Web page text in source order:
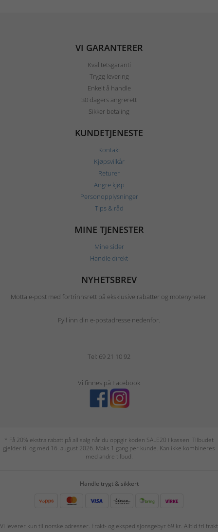
VI GARANTERER
Kvalitetsgaranti
Trygg levering
Enkelt å handle
30 dagers angrerett
Sikker betaling
KUNDETJENESTE
Kontakt
Kjøpsvilkår
Returer
Angre kjøp
Personopplysninger
Tips & råd
MINE TJENESTER
Mine sider
Handle direkt
NYHETSBREV
Motta e-post med fortrinnsrett på eksklusive rabatter og motenyheter.
Fyll inn din e-postadresse nedenfor.
Tel: 69 21 10 92
Vi finnes på Facebook
* Få 20% ekstra rabatt på all salg når du oppgir koden SALE20 i kassen. Tilbudet
gjelder til og med 16. august 2026. Maks 1 gang per kunde. Kan ikke kombineres
med andre tilbud.
Handle trygt & sikkert
Vi leverer kun til norske adresser. Frakt- og ekspedisjonsgebyr 69 kr. Alltid fri frakt